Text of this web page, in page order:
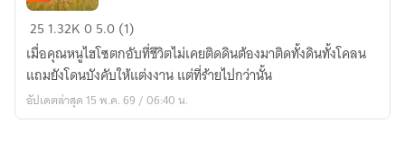
อสูร
บ้าน
ทุ่ง
25 1.32K05.0 (1)
เมื่อคุณหนูไฮโซตกอับที่ชีวิตไม่เคยติดดินต้องมาติดทั้งดินทั้งโคลน
แถมยังโดนบังคับให้แต่งงาน แต่ที่ร้ายไปกว่านั้น
อัปเดตล่าสุด 15 พ.ค. 69 / 06:40 น.